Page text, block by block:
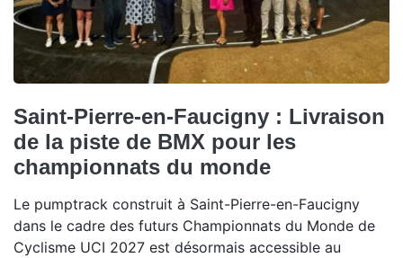
Saint-Pierre-en-Faucigny : Livraison
de la piste de BMX pour les
championnats du monde
Le pumptrack construit à Saint-Pierre-en-Faucigny
dans le cadre des futurs Championnats du Monde de
Cyclisme UCI 2027 est désormais accessible au